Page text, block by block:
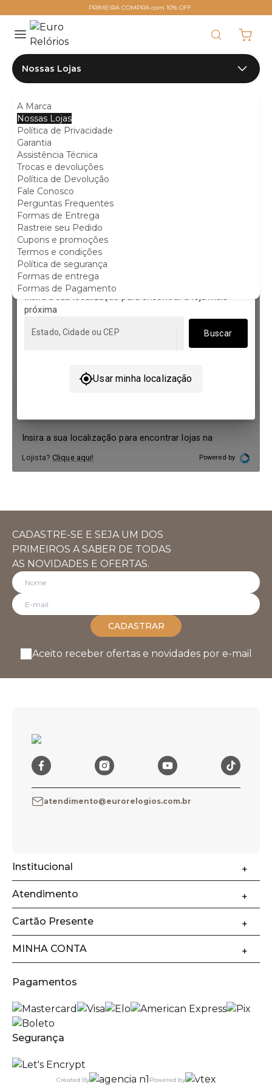
PRIMEIRA COMPRA com 10% OFF
Nossas Lojas
A Marca
Nossas Lojas
Política de Privacidade
Garantia
Assistência Técnica
Trocas e devoluções
Política de Devolução
Fale Conosco
Perguntas Frequentes
Formas de Entrega
Rastreie seu Pedido
Cupons e promoções
Termos e condições
Política de segurança
Formas de entrega
Formas de Pagamento
Nossas Lojas
Descubra onde tem uma Euro mais perto de você.
CADASTRE-SE E SEJA UM DOS
PRIMEIROS A SABER DE TODAS
AS NOVIDADES E OFERTAS.
CADASTRAR
Aceito receber ofertas e novidades por e-mail
atendimento@eurorelogios.com.br
Institucional
Atendimento
Cartão Presente
MINHA CONTA
Pagamentos
Segurança
Created By Powered by